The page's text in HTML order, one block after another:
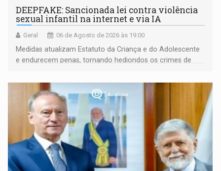
DEEPFAKE: Sancionada lei contra violência
sexual infantil na internet e via IA
Geral 06 de Agosto de 2026 às 19:00
Medidas atualizam Estatuto da Criança e do Adolescente
e endurecem penas, tornando hediondos os crimes de